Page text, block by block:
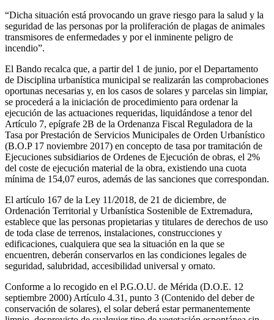
“Dicha situación está provocando un grave riesgo para la salud y la
seguridad de las personas por la proliferación de plagas de animales
transmisores de enfermedades y por el inminente peligro de
incendio”.
El Bando recalca que, a partir del 1 de junio, por el Departamento
de Disciplina urbanística municipal se realizarán las comprobaciones
oportunas necesarias y, en los casos de solares y parcelas sin limpiar,
se procederá a la iniciación de procedimiento para ordenar la
ejecución de las actuaciones requeridas, liquidándose a tenor del
Artículo 7, epígrafe 2B de la Ordenanza Fiscal Reguladora de la
Tasa por Prestación de Servicios Municipales de Orden Urbanístico
(B.O.P 17 noviembre 2017) en concepto de tasa por tramitación de
Ejecuciones subsidiarios de Ordenes de Ejecución de obras, el 2%
del coste de ejecución material de la obra, existiendo una cuota
mínima de 154,07 euros, además de las sanciones que correspondan.
El artículo 167 de la Ley 11/2018, de 21 de diciembre, de
Ordenación Territorial y Urbanística Sostenible de Extremadura,
establece que las personas propietarias y titulares de derechos de uso
de toda clase de terrenos, instalaciones, construcciones y
edificaciones, cualquiera que sea la situación en la que se
encuentren, deberán conservarlos en las condiciones legales de
seguridad, salubridad, accesibilidad universal y ornato.
Conforme a lo recogido en el P.G.O.U. de Mérida (D.O.E. 12
septiembre 2000) Artículo 4.31, punto 3 (Contenido del deber de
conservación de solares), el solar deberá estar permanentemente